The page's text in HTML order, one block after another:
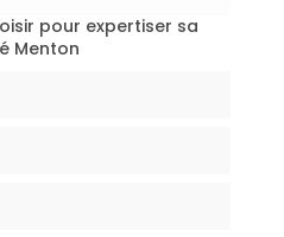
pour expertiser sa
Menton